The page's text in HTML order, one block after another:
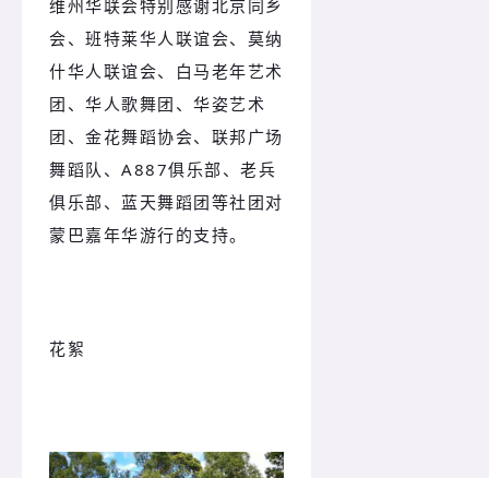
维州华联会特别感谢北京同乡
会、班特莱华人联谊会、莫纳
什华人联谊会、白马老年艺术
团、华人歌舞团、华姿艺术
团、金花舞蹈协会、联邦广场
舞蹈队、A887俱乐部、老兵
俱乐部、蓝天舞蹈团等社团对
蒙巴嘉年华游行的支持。
花絮